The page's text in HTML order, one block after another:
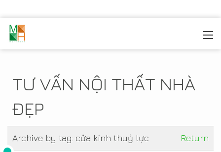
TƯ VẤN NỘI THẤT NHÀ
ĐẸP
Archive by tag: cửa kính thuỷ lực Return